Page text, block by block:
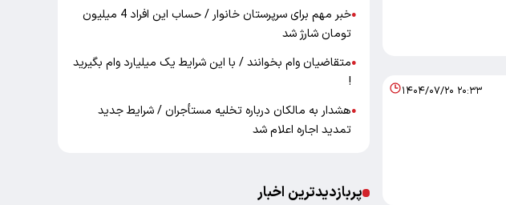
۱۴۰۴/۰۷/۲۰ ۲۰:۳۳
●
خبر مهم برای سرپرستان خانوار / حساب این افراد 4 میلیون
تومان شارژ شد
●متقاضیان وام بخوانند / با این شرایط یک میلیارد وام بگیرید
!
●هشدار به مالکان درباره تخلیه مستأجران / شرایط جدید
تمدید اجاره اعلام شد
پربازدیدترین اخبار